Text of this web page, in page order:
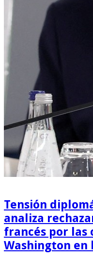
Tensión
analiza
francés por las
Washington en